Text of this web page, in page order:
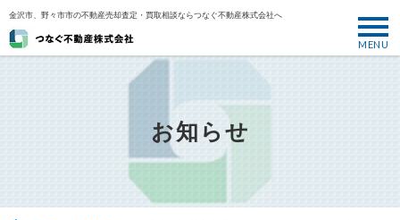
金沢市、野々市市の不動産売却査定・買取相談ならつなぐ不動産株式会社へ
MENU
お知らせ